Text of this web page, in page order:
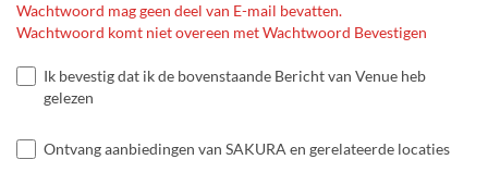
Wachtwoord mag geen deel van E-mail bevatten.
Wachtwoord komt niet overeen met Wachtwoord Bevestigen
Ik bevestig dat ik de bovenstaande Bericht van Venue heb
gelezen
Ontvang aanbiedingen van SAKURA en gerelateerde locaties